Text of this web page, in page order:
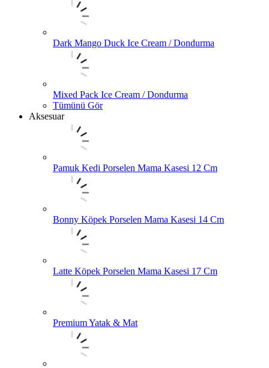
Dark Mango Duck Ice Cream / Dondurma
Mixed Pack Ice Cream / Dondurma
Tümünü Gör
Aksesuar
Pamuk Kedi Porselen Mama Kasesi 12 Cm
Bonny Köpek Porselen Mama Kasesi 14 Cm
Latte Köpek Porselen Mama Kasesi 17 Cm
Premium Yatak & Mat